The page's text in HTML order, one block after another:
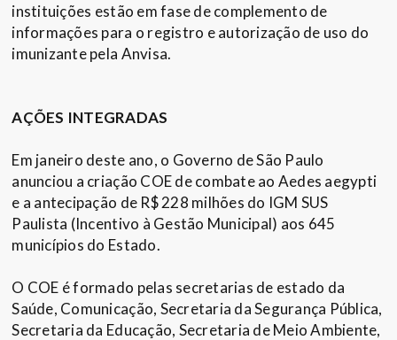
instituições estão em fase de complemento de
informações para o registro e autorização de uso do
imunizante pela Anvisa.
AÇÕES INTEGRADAS
Em janeiro deste ano, o Governo de São Paulo
anunciou a criação COE de combate ao Aedes aegypti
e a antecipação de R$ 228 milhões do IGM SUS
Paulista (Incentivo à Gestão Municipal) aos 645
municípios do Estado.
O COE é formado pelas secretarias de estado da
Saúde, Comunicação, Secretaria da Segurança Pública,
Secretaria da Educação, Secretaria de Meio Ambiente,